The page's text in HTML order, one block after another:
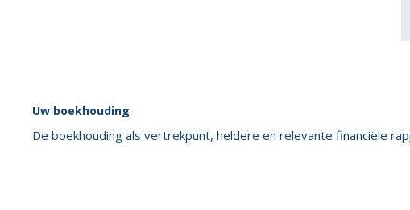
Uw boekhouding
De boekhouding als vertrekpunt, heldere en relevante financiële